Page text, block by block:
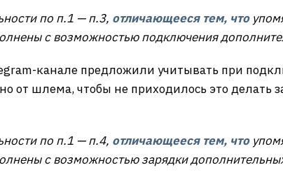
по п.1 — п.3, отличающееся тем, что
с возможностью подключения
канале предложили учитывать при
от шлема, чтобы не приходилось это
по п.1 — п.4, отличающееся тем, что
с возможностью зарядки